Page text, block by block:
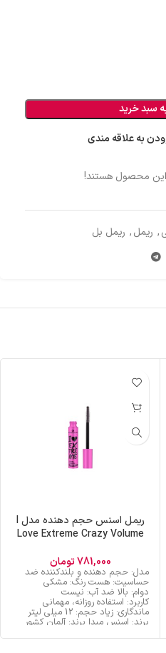
سبد خرید
به علاقه مندی
محصول هستند!
, ریمل, ریمل بل
ریمل اسنس حجم دهنده مدل I
Love Extreme Crazy Volume
781,000تومان
مدل: حجم‌ دهنده و بلندکننده ضد
حساسیت: هست رنگ: مشکی
دوام: بالا ضد آب: نیست
کاربرد: استفاده روزانه، مهمانی
ماندگاری: زیاد حجم: 12 میلی لیتر
برند: اسنس مبدا برند: آلمان کشور
اروپا